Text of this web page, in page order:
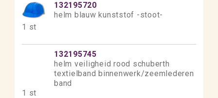
132195720
helm blauw kunststof -stoot-
1 st
132195745
helm veiligheid rood schuberth
textielband binnenwerk/zeemlederen
band
1 st